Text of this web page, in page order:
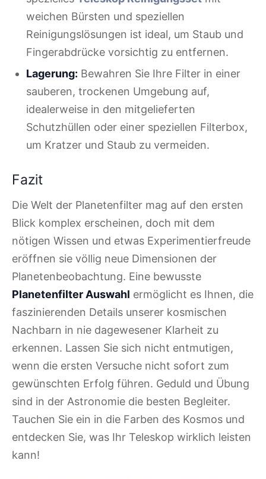
weichen Bürsten und speziellen
Reinigungslösungen ist ideal, um Staub und
Fingerabdrücke vorsichtig zu entfernen.
Lagerung: Bewahren Sie Ihre Filter in einer
sauberen, trockenen Umgebung auf,
idealerweise in den mitgelieferten
Schutzhüllen oder einer speziellen Filterbox,
um Kratzer und Staub zu vermeiden.
Fazit
Die Welt der Planetenfilter mag auf den ersten
Blick komplex erscheinen, doch mit dem
nötigen Wissen und etwas Experimentierfreude
eröffnen sie völlig neue Dimensionen der
Planetenbeobachtung. Eine bewusste
Planetenfilter Auswahl ermöglicht es Ihnen, die
faszinierenden Details unserer kosmischen
Nachbarn in nie dagewesener Klarheit zu
erkennen. Lassen Sie sich nicht entmutigen,
wenn die ersten Versuche nicht sofort zum
gewünschten Erfolg führen. Geduld und Übung
sind in der Astronomie die besten Begleiter.
Tauchen Sie ein in die Farben des Kosmos und
entdecken Sie, was Ihr Teleskop wirklich leisten
kann!